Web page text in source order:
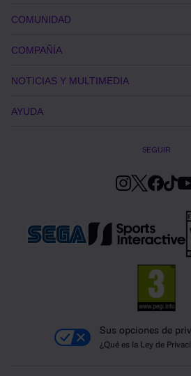
COMUNIDAD
COMPAÑÍA
NOTICIAS Y MULTIMEDIA
AYUDA
SEGUIR
Sus opciones de
¿Qué es la Ley de